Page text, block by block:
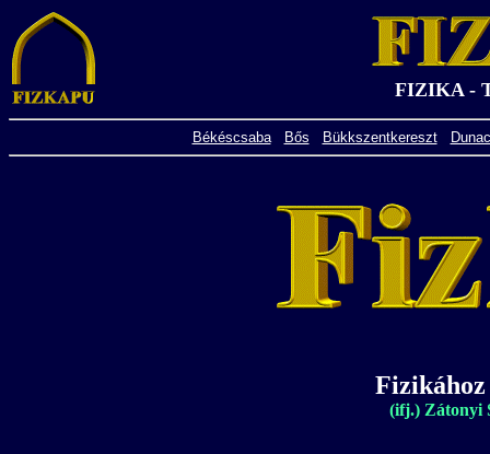
FIZIKA -
Békéscsaba Bős Bükkszentkereszt
Fizikához
(ifj.) Zátonyi